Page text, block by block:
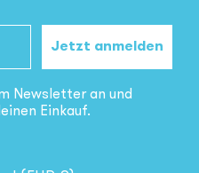
Jetzt anmelden
Newsletter an und
Einkauf.